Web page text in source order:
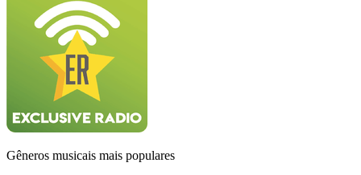
Gêneros musicais mais populares